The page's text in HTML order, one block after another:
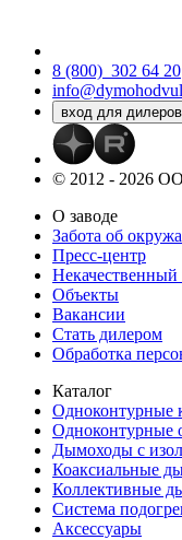
8 (800) 302 64 20
© 2012 - 2026
О заводе
Забота об
Пресс-центр
Объекты
Вакансии
Стать дилером
Обработка
Каталог
Одноконтурные
Одноконтурные
Дымоходы с
Коаксиальные
Коллективные
Система
Аксессуары